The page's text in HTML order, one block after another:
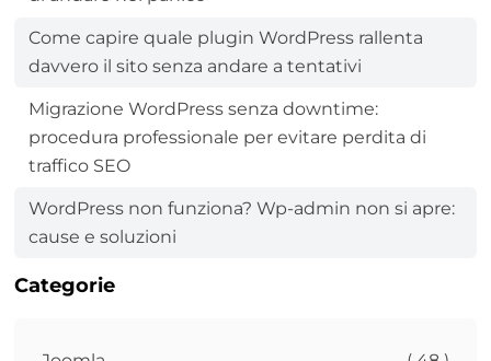
Come capire quale plugin WordPress rallenta
davvero il sito senza andare a tentativi
Migrazione WordPress senza downtime:
procedura professionale per evitare perdita di
traffico SEO
WordPress non funziona? Wp-admin non si apre:
cause e soluzioni
Categorie